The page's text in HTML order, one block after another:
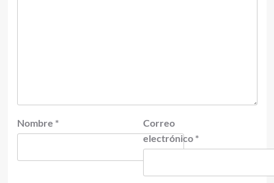
Nombre *
Correo
electrónico *